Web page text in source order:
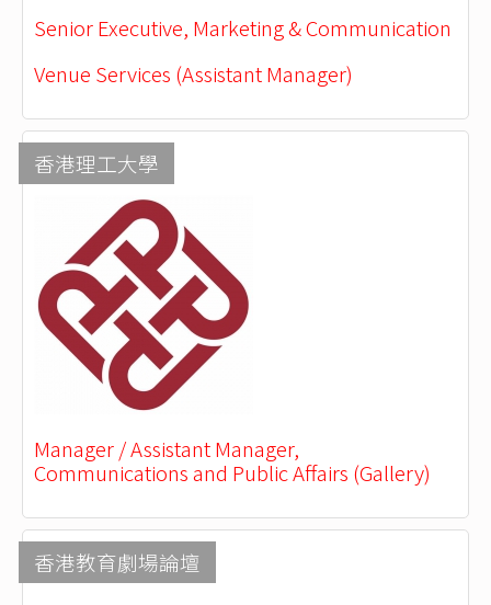
Senior Executive, Marketing & Communication
Venue Services (Assistant Manager)
香港理工大學
Manager / Assistant Manager,
Communications and Public Affairs (Gallery)
香港教育劇場論壇